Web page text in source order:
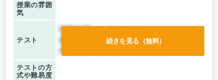
授業の雰囲
気
テスト
前期/中間：
後期/期末：
テストのみ
テストの方
式や難易度
続きを見る（無料）